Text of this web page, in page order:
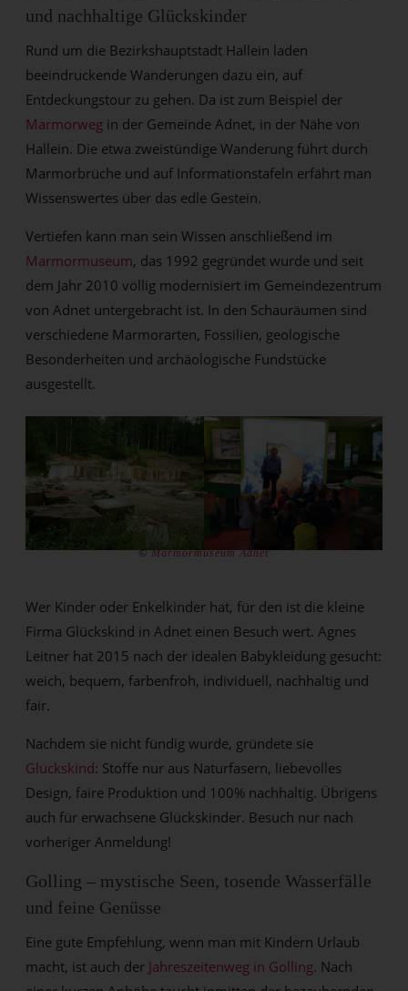
und nachhaltige Glückskinder
Rund um die Bezirkshauptstadt Hallein laden
beeindruckende Wanderungen dazu ein, auf
Entdeckungstour zu gehen. Da ist zum Beispiel der
Marmorweg in der Gemeinde Adnet, in der Nähe von
Hallein. Die etwa zweistündige Wanderung führt durch
Marmorbrüche und auf Informationstafeln erfährt man
Wissenswertes über das edle Gestein.
Vertiefen kann man sein Wissen anschließend im
Marmormuseum, das 1992 gegründet wurde und seit
dem Jahr 2010 völlig modernisiert im Gemeindezentrum
von Adnet untergebracht ist. In den Schauräumen sind
verschiedene Marmorarten, Fossilien, geologische
Besonderheiten und archäologische Fundstücke
ausgestellt.
©Marmormuseum Adnet
Wer Kinder oder Enkelkinder hat, für den ist die kleine
Firma Glückskind in Adnet einen Besuch wert. Agnes
Leitner hat 2015 nach der idealen Babykleidung gesucht:
weich, bequem, farbenfroh, individuell, nachhaltig und
fair.
Nachdem sie nicht fündig wurde, gründete sie
Glückskind: Stoffe nur aus Naturfasern, liebevolles
Design, faire Produktion und 100% nachhaltig. Übrigens
auch für erwachsene Glückskinder. Besuch nur nach
vorheriger Anmeldung!
Golling – mystische Seen, tosende Wasserfälle
und feine Genüsse
Eine gute Empfehlung, wenn man mit Kindern Urlaub
macht, ist auch der Jahreszeitenweg in Golling. Nach